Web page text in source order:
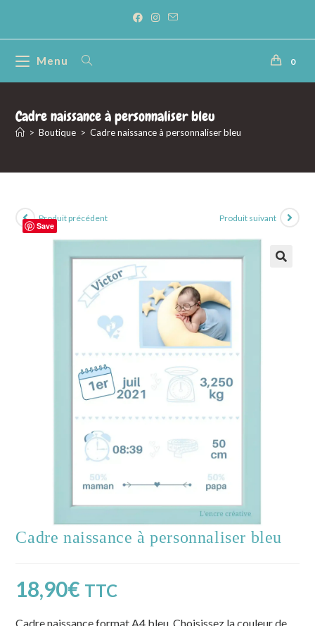
Menu 0
Cadre naissance à personnaliser bleu
> Boutique > Cadre naissance à personnaliser bleu
Produit précédent Produit suivant
Save
Cadre naissance à personnaliser bleu
18,90€ TTC
Cadre naissance format A4 bleu. Choisissez la couleur de